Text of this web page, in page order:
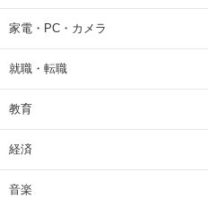
家電・PC・カメラ
就職・転職
教育
経済
音楽